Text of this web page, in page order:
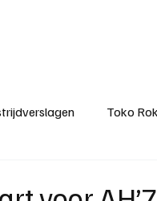
Toko